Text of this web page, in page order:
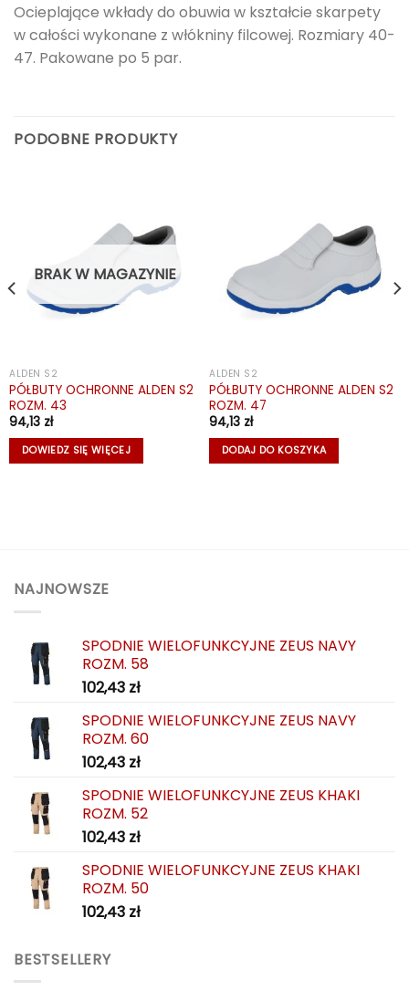
Ocieplające wkłady do obuwia w kształcie skarpety
w całości wykonane z włókniny filcowej. Rozmiary 40-
47. Pakowane po 5 par.
PODOBNE PRODUKTY
BRAK W MAGAZYNIE
ALDEN S2
PÓŁBUTY OCHRONNE ALDEN S2
ROZM. 43
94,13 zł
DOWIEDZ SIĘ WIĘCEJ
ALDEN S2
PÓŁBUTY OCHRONNE ALDEN S2
ROZM. 47
94,13 zł
DODAJ DO KOSZYKA
NAJNOWSZE
SPODNIE WIELOFUNKCYJNE ZEUS NAVY
ROZM. 58
102,43 zł
SPODNIE WIELOFUNKCYJNE ZEUS NAVY
ROZM. 60
102,43 zł
SPODNIE WIELOFUNKCYJNE ZEUS KHAKI
ROZM. 52
102,43 zł
SPODNIE WIELOFUNKCYJNE ZEUS KHAKI
ROZM. 50
102,43 zł
BESTSELLERY